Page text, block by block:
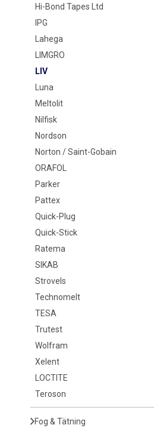
Hi-Bond Tapes Ltd
IPG
Lahega
LIMGRO
LIV
Luna
Meltolit
Nilfisk
Nordson
Norton / Saint-Gobain
ORAFOL
Parker
Pattex
Quick-Plug
Quick-Stick
Ratema
SIKAB
Strovels
Technomelt
TESA
Trutest
Wolfram
Xelent
LOCTITE
Teroson
Fog & Tätning